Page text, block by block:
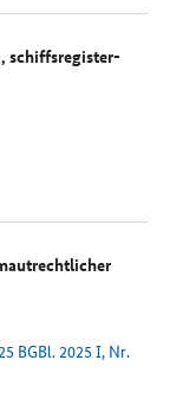
schiffsregister-
BGBl. 2025 I, Nr.